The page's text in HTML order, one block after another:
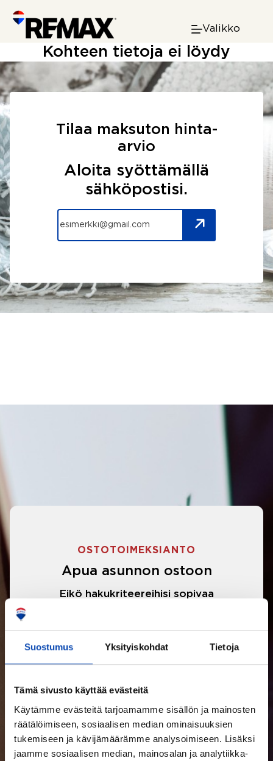
Suostumus Yksityiskohdat Tietoja
Tämä sivusto käyttää evästeitä
Käytämme evästeitä tarjoamamme sisällön ja mainosten
räätälöimiseen, sosiaalisen median ominaisuuksien
tukemiseen ja kävijämäärämme analysoimiseen. Lisäksi
jaamme sosiaalisen median, mainosalan ja analytiikka-
content
Valikko
Kohteen tietoja ei löydy
Tilaa maksuton hinta-
arvio
Aloita syöttämällä
sähköpostisi.
OSTOTOIMEKSIANTO
Apua asunnon ostoon
Eikö hakukriteereihisi sopivaa
LUE LISÄÄ